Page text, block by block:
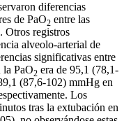
diferencias
de PaO2 entre las
Otros registros
alveolo-arterial de
significativas entre
la PaO2 era de 95,1 (78,1-
(87,6-102) mmHg en
Los
tras la extubación en